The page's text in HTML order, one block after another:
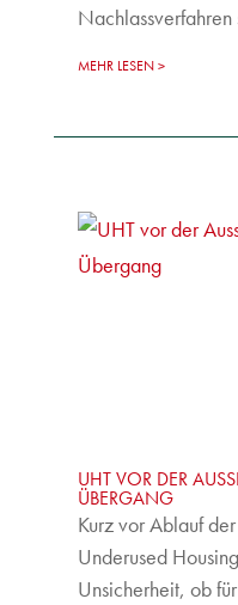
Nachlassverfahren
MEHR LESEN
UHT VOR DER
ÜBERGANG
Kurz vor Ablauf
Underused
Unsicherheit, ob